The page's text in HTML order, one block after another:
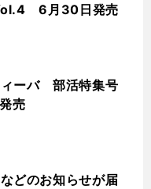
6月30日発売
ィーバ 部活特集号
売
どのお知らせが届